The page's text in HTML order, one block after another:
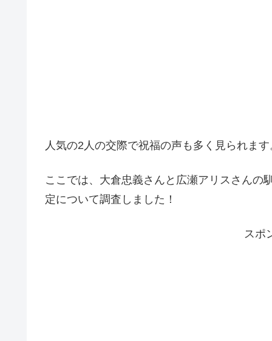
人気の2人の交際で祝福の声も多く見られます
ここでは、大倉忠義さんと広瀬アリスさんの
定について調査しました！
スポ